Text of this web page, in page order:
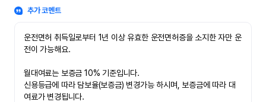
추가 코멘트
운전면허 취득일로부터 1년 이상 유효한 운전면허증을 소지한 자만 운
전이 가능해요.
월대여료는 보증금 10% 기준입니다.
신용등급에 따라 담보율(보증금) 변경가능 하시며, 보증금에 따라 대
여료가 변경됩니다.